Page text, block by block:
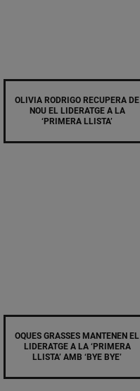
OLIVIA RODRIGO RECUPERA DE
NOU EL LIDERATGE A LA
‘PRIMERA LLISTA’
OQUES GRASSES MANTENEN EL
LIDERATGE A LA ‘PRIMERA
LLISTA’ AMB ‘BYE BYE’